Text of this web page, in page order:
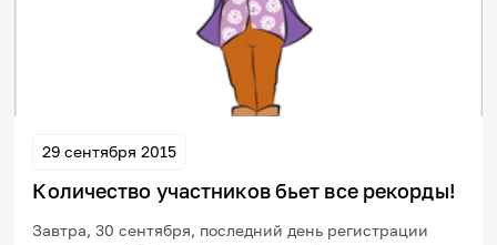
29 сентября 2015
Количество участников бьет все рекорды!
Завтра, 30 сентября, последний день регистрации